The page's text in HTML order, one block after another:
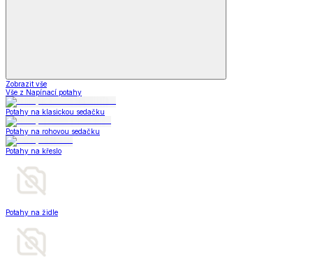
Zobrazit vše
Vše z Napínací potahy
Potahy na klasickou sedačku
Potahy na rohovou sedačku
Potahy na křeslo
Potahy na židle